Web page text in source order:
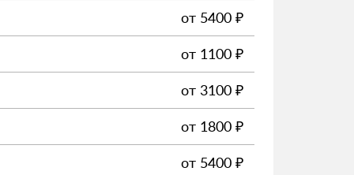
от 5400 ₽
от 1100 ₽
от 3100 ₽
от 1800 ₽
от 5400 ₽